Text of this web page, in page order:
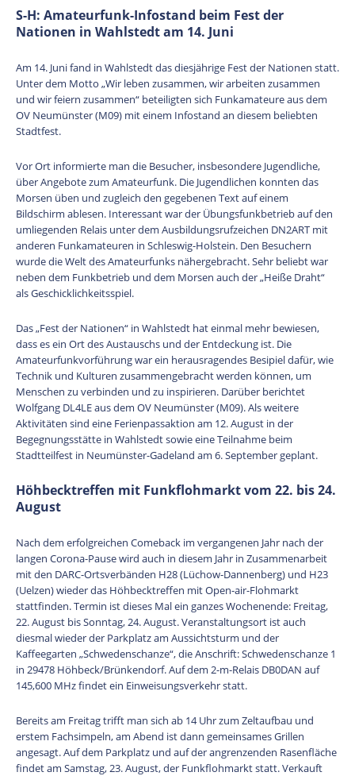
S-H: Amateurfunk-Infostand beim Fest der
Nationen in Wahlstedt am 14. Juni
Am 14. Juni fand in Wahlstedt das diesjährige Fest der Nationen statt.
Unter dem Motto „Wir leben zusammen, wir arbeiten zusammen
und wir feiern zusammen“ beteiligten sich Funkamateure aus dem
OV Neumünster (M09) mit einem Infostand an diesem beliebten
Stadtfest.
Vor Ort informierte man die Besucher, insbesondere Jugendliche,
über Angebote zum Amateurfunk. Die Jugendlichen konnten das
Morsen üben und zugleich den gegebenen Text auf einem
Bildschirm ablesen. Interessant war der Übungsfunkbetrieb auf den
umliegenden Relais unter dem Ausbildungsrufzeichen DN2ART mit
anderen Funkamateuren in Schleswig-Holstein. Den Besuchern
wurde die Welt des Amateurfunks nähergebracht. Sehr beliebt war
neben dem Funkbetrieb und dem Morsen auch der „Heiße Draht“
als Geschicklichkeitsspiel.
Das „Fest der Nationen“ in Wahlstedt hat einmal mehr bewiesen,
dass es ein Ort des Austauschs und der Entdeckung ist. Die
Amateurfunkvorführung war ein herausragendes Besipiel dafür, wie
Technik und Kulturen zusammengebracht werden können, um
Menschen zu verbinden und zu inspirieren. Darüber berichtet
Wolfgang DL4LE aus dem OV Neumünster (M09). Als weitere
Aktivitäten sind eine Ferienpassaktion am 12. August in der
Begegnungsstätte in Wahlstedt sowie eine Teilnahme beim
Stadtteilfest in Neumünster-Gadeland am 6. September geplant.
Höhbecktreffen mit Funkflohmarkt vom 22. bis 24.
August
Nach dem erfolgreichen Comeback im vergangenen Jahr nach der
langen Corona-Pause wird auch in diesem Jahr in Zusammenarbeit
mit den DARC-Ortsverbänden H28 (Lüchow-Dannenberg) und H23
(Uelzen) wieder das Höhbecktreffen mit Open-air-Flohmarkt
stattfinden. Termin ist dieses Mal ein ganzes Wochenende: Freitag,
22. August bis Sonntag, 24. August. Veranstaltungsort ist auch
diesmal wieder der Parkplatz am Aussichtsturm und der
Kaffeegarten „Schwedenschanze“, die Anschrift: Schwedenschanze 1
in 29478 Höhbeck/Brünkendorf. Auf dem 2-m-Relais DB0DAN auf
145,600 MHz findet ein Einweisungsverkehr statt.
Bereits am Freitag trifft man sich ab 14 Uhr zum Zeltaufbau und
erstem Fachsimpeln, am Abend ist dann gemeinsames Grillen
angesagt. Auf dem Parkplatz und auf der angrenzenden Rasenfläche
findet am Samstag, 23. August, der Funkflohmarkt statt. Verkauft